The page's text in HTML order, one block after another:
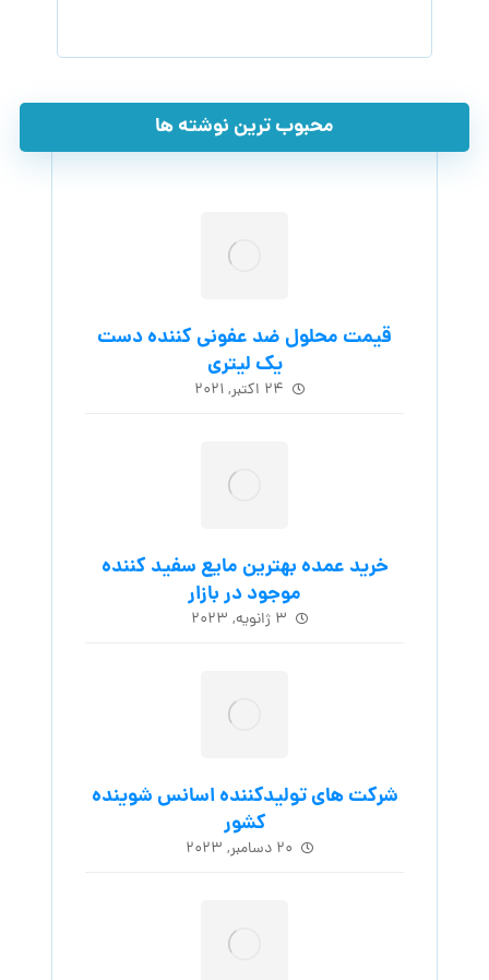
محبوب ترین نوشته ها
قیمت محلول ضد عفونی کننده دست
یک لیتری
۲۴ اکتبر, ۲۰۲۱
خرید عمده بهترین مایع سفید کننده
موجود در بازار
۳ ژانویه, ۲۰۲۳
شرکت های تولیدکننده اسانس شوینده
کشور
۲۰ دسامبر, ۲۰۲۳